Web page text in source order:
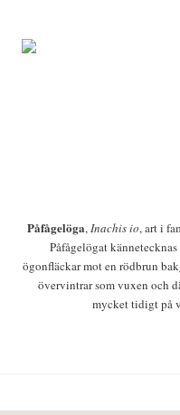
Påfågelöga,Inachis io, art i
Påfågelögat
ögonfläckar mot en rödbrun
övervintrar som vuxen och
mycket tidigt på